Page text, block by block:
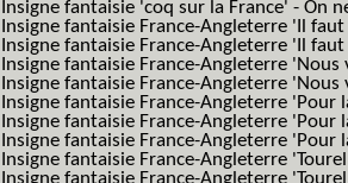
Insigne fantaisie 'coq sur la France' - On
Insigne fantaisie France-Angleterre 'Il
Insigne fantaisie France-Angleterre 'Il
Insigne fantaisie France-Angleterre
Insigne fantaisie France-Angleterre
Insigne fantaisie France-Angleterre 'Pour
Insigne fantaisie France-Angleterre 'Pour
Insigne fantaisie France-Angleterre 'Pour
Insigne fantaisie France-Angleterre
Insigne fantaisie France-Angleterre